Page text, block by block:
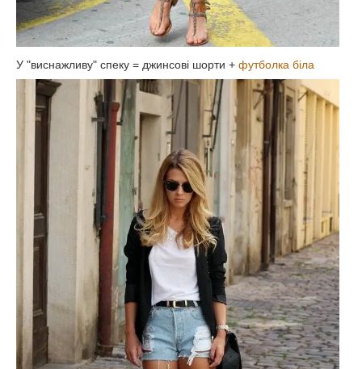
У "виснажливу" спеку = джинсові шорти + футболка біла